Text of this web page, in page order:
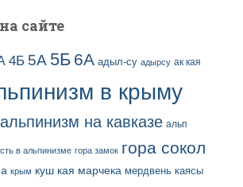
сайте
4Б 5А 5Б 6А адыл-су адырсу ак кая
в крыму
альпинизм на кавказе альп
в альпинизме гора замок гора сокол
крым куш кая марчека мердвень каясы